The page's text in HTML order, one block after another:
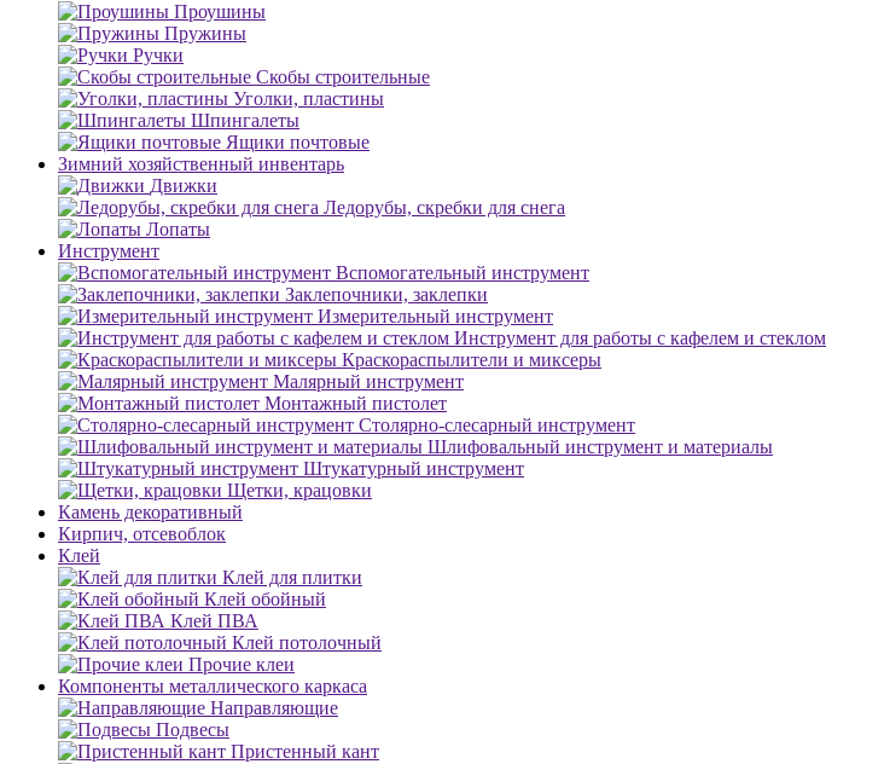
Проушины
Пружины
Ручки
Скобы строительные
Уголки, пластины
Шпингалеты
Ящики почтовые
Зимний хозяйственный инвентарь
Движки
Ледорубы, скребки для снега
Лопаты
Инструмент
Вспомогательный инструмент
Заклепочники, заклепки
Измерительный инструмент
Инструмент для работы с кафелем и стеклом
Краскораспылители и миксеры
Малярный инструмент
Монтажный пистолет
Столярно-слесарный инструмент
Шлифовальный инструмент и материалы
Штукатурный инструмент
Щетки, крацовки
Камень декоративный
Кирпич, отсевоблок
Клей
Клей для плитки
Клей обойный
Клей ПВА
Клей потолочный
Прочие клеи
Компоненты металлического каркаса
Направляющие
Подвесы
Пристенный кант